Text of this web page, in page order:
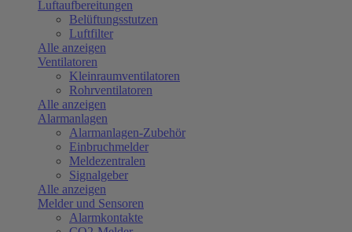
Luftaufbereitungen
Belüftungsstutzen
Luftfilter
Alle anzeigen
Ventilatoren
Kleinraumventilatoren
Rohrventilatoren
Alle anzeigen
Alarmanlagen
Alarmanlagen-Zubehör
Einbruchmelder
Meldezentralen
Signalgeber
Alle anzeigen
Melder und Sensoren
Alarmkontakte